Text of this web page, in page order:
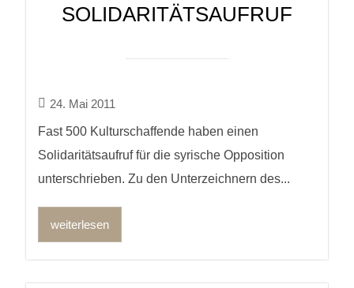
SOLIDARITÄTSAUFRUF
24. Mai 2011
Fast 500 Kulturschaffende haben einen
Solidaritätsaufruf für die syrische Opposition
unterschrieben. Zu den Unterzeichnern des...
weiterlesen